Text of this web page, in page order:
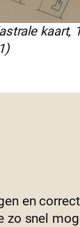
kaart,
en
zo snel